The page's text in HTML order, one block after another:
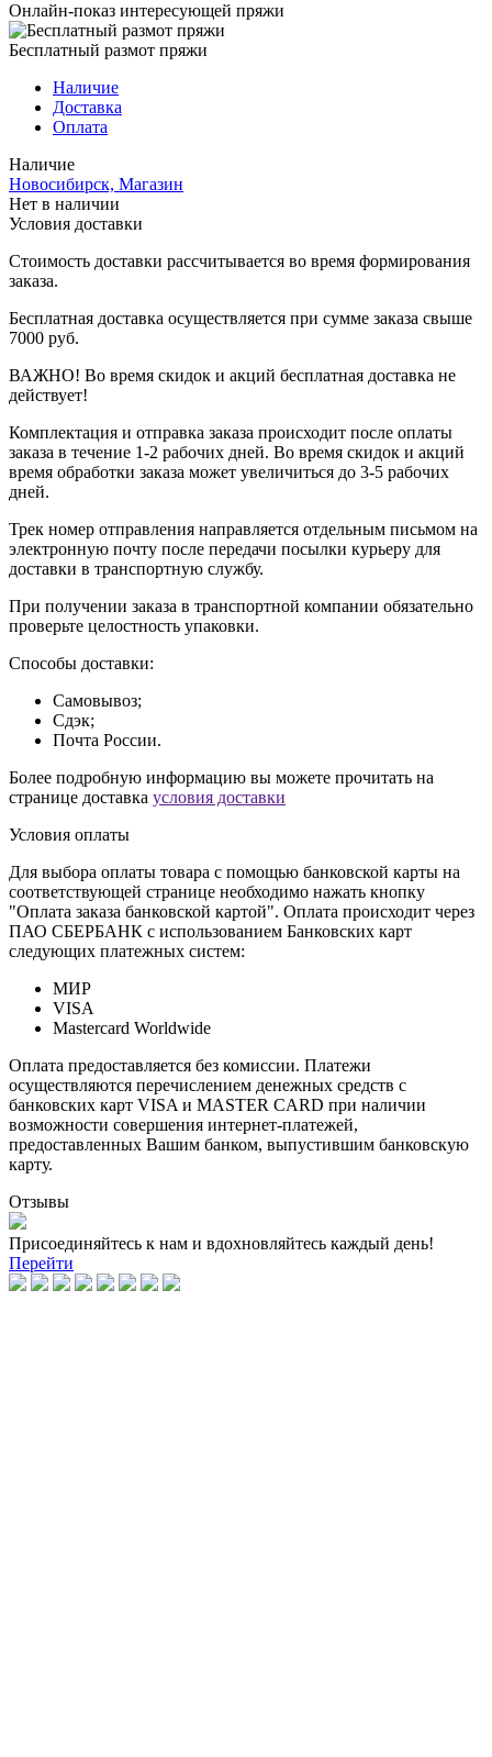
Онлайн-показ интересующей пряжи
Бесплатный размот пряжи
Наличие
Доставка
Оплата
Наличие
Новосибирск, Магазин
Нет в наличии
Условия доставки
Стоимость доставки рассчитывается во время формирования
заказа.
Бесплатная доставка осуществляется при сумме заказа свыше
7000 руб.
ВАЖНО! Во время скидок и акций бесплатная доставка не
действует!
Комплектация и отправка заказа происходит после оплаты
заказа в течение 1-2 рабочих дней. Во время скидок и акций
время обработки заказа может увеличиться до 3-5 рабочих
дней.
Трек номер отправления направляется отдельным письмом на
электронную почту после передачи посылки курьеру для
доставки в транспортную службу.
При получении заказа в транспортной компании обязательно
проверьте целостность упаковки.
Способы доставки:
Самовывоз;
Сдэк;
Почта России.
Более подробную информацию вы можете прочитать на
странице доставка условия доставки
Условия оплаты
Для выбора оплаты товара с помощью банковской карты на
соответствующей странице необходимо нажать кнопку
"Оплата заказа банковской картой". Оплата происходит через
ПАО СБЕРБАНК с использованием Банковских карт
следующих платежных систем:
МИР
VISA
Mastercard Worldwide
Оплата предоставляется без комиссии. Платежи
осуществляются перечислением денежных средств с
банковских карт VISA и MASTER CARD при наличии
возможности совершения интернет-платежей,
предоставленных Вашим банком, выпустившим банковскую
карту.
Отзывы
Присоединяйтесь к нам и вдохновляйтесь каждый день!
Перейти